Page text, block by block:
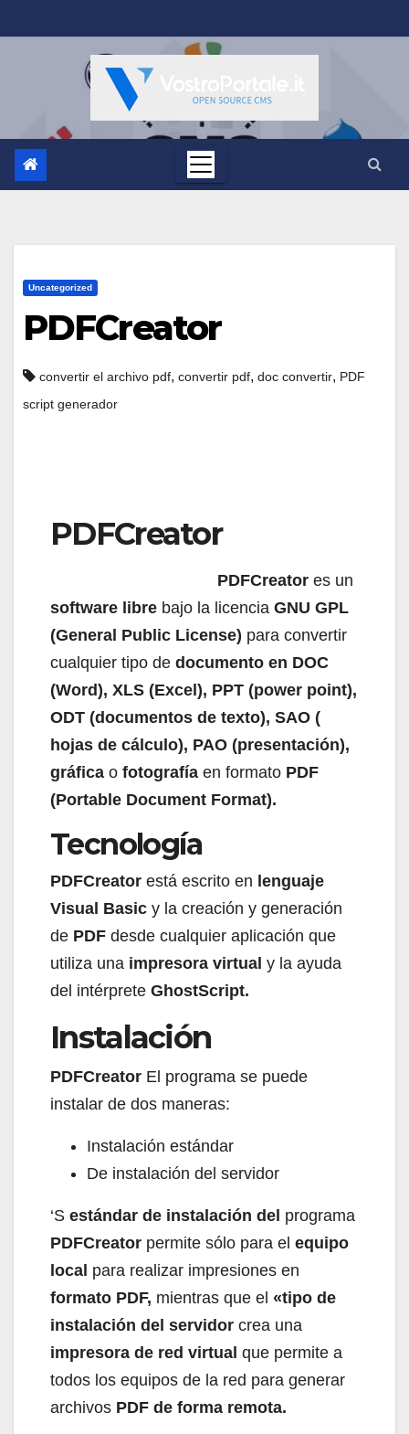
al
Uncategorized
PDFCreator
convertir el archivo pdf, convertir pdf, doc convertir, PDF
script generador
PDFCreator
PDFCreator es un
software libre bajo la licencia GNU GPL
(General Public License) para convertir
cualquier tipo de documento en DOC
(Word), XLS (Excel), PPT (power point),
ODT (documentos de texto), SAO (
hojas de cálculo), PAO (presentación),
gráfica o fotografía en formato PDF
(Portable Document Format).
Tecnología
PDFCreator está escrito en lenguaje
Visual Basic y la creación y generación
de PDF desde cualquier aplicación que
utiliza una impresora virtual y la ayuda
del intérprete GhostScript.
Instalación
PDFCreator El programa se puede
instalar de dos maneras:
Instalación estándar
De instalación del servidor
‘S estándar de instalación del programa
PDFCreator permite sólo para el equipo
local para realizar impresiones en
formato PDF, mientras que el «tipo de
instalación del servidor crea una
impresora de red virtual que permite a
todos los equipos de la red para generar
archivos PDF de forma remota.